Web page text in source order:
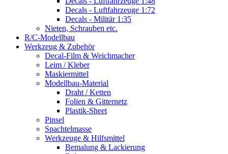
Decals - Luftfahrzeuge 1:72
Decals - Militär 1:35
Nieten, Schrauben etc.
R/C-Modellbau
Werkzeug & Zubehör
Decal-Film & Weichmacher
Leim / Kleber
Maskiermittel
Modellbau-Material
Draht / Ketten
Folien & Gitternetz
Plastik-Sheet
Pinsel
Spachtelmasse
Werkzeuge & Hilfsmittel
Bemalung & Lackierung